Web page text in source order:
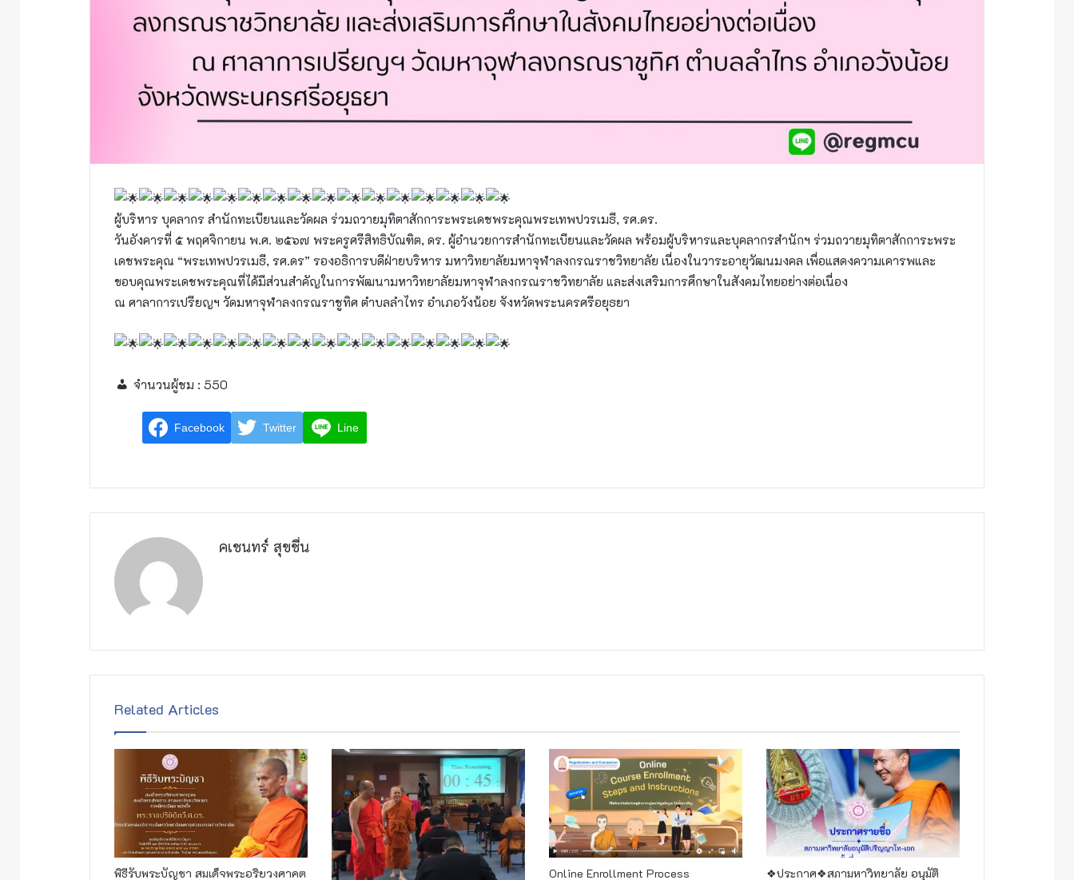
ผู้บริหาร บุคลากร สำนักทะเบียนและวัดผล ร่วมถวายมุทิตาสักการะพระเดชพระคุณพระเทพปวรเมธี, รศ.ดร.
วันอังคารที่ ๕ พฤศจิกายน พ.ศ. ๒๕๖๗ พระครูศรีสิทธิบัณฑิต, ดร. ผู้อำนวยการสำนักทะเบียนและวัดผล พร้อมผู้บริหารและบุคลากรสำนักฯ ร่วมถวายมุทิตาสักการะพระ
เดชพระคุณ “พระเทพปวรเมธี, รศ.ดร” รองอธิการบดีฝ่ายบริหาร มหาวิทยาลัยมหาจุฬาลงกรณราชวิทยาลัย เนื่องในวาระอายุวัฒนมงคล เพื่อแสดงความเคารพและ
ขอบคุณพระเดชพระคุณที่ได้มีส่วนสำคัญในการพัฒนามหาวิทยาลัยมหาจุฬาลงกรณราชวิทยาลัย และส่งเสริมการศึกษาในสังคมไทยอย่างต่อเนื่อง
ณ ศาลาการเปรียญฯ วัดมหาจุฬาลงกรณราชูทิศ ตำบลลำไทร อำเภอวังน้อย จังหวัดพระนครศรีอยุธยา
จำนวนผู้ชม : 550
Facebook Twitter Line
คเชนทร์ สุขชื่น
Related Articles
พิธีรับพระบัญชา สมเด็จพระอริยวงศาคต Online Enrollment Process ❖ประกาศ❖สภามหาวิทยาลัย อนุมัติ